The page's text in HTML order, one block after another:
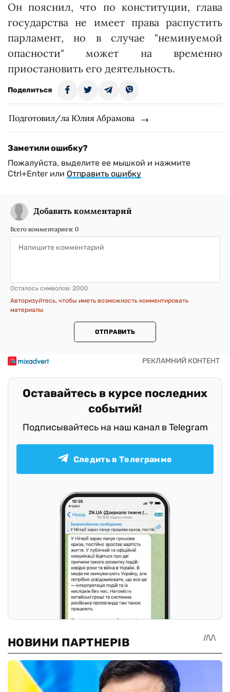
Он пояснил, что по конституции, глава
государства не имеет права распустить
парламент, но в случае "неминуемой
опасности" может на временно
приостановить его деятельность.
Поделиться
Подготовил/ла Юлия Абрамова
Заметили ошибку?
Пожалуйста, выделите ее мышкой и нажмите
Ctrl+Enter или Отправить ошибку
Добавить комментарий
Всего комментариев: 0
Осталось символов: 2000
Авторизуйтесь, чтобы иметь возможность комментировать
материалы
ОТПРАВИТЬ
Оставайтесь в курсе последних
событий!
Подписывайтесь на наш канал в Telegram
Следить в Телеграмме